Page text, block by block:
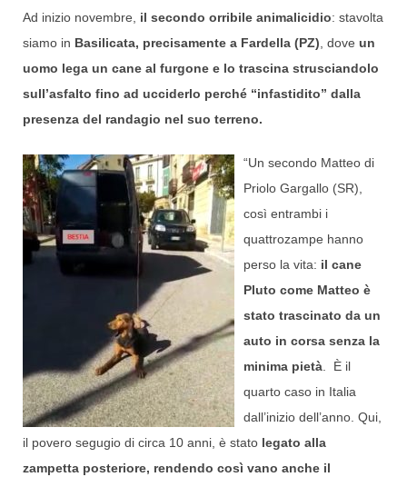
Ad inizio novembre, il secondo orribile animalicidio: stavolta
siamo in Basilicata, precisamente a Fardella (PZ) , dove un
uomo lega un cane al furgone e lo trascina strusciandolo
sull’asfalto fino ad ucciderlo perché “infastidito” dalla
presenza del randagio nel suo terreno.
“Un secondo Matteo di
Priolo Gargallo (SR),
così entrambi i
quattrozampe hanno
perso la vita: il cane
Pluto come Matteo è
stato trascinato da un
auto in corsa senza la
minima pietà . È il
quarto caso in Italia
dall’inizio dell’anno. Qui,
il povero segugio di circa 10 anni, è stato legato alla
zampetta posteriore, rendendo così vano anche il